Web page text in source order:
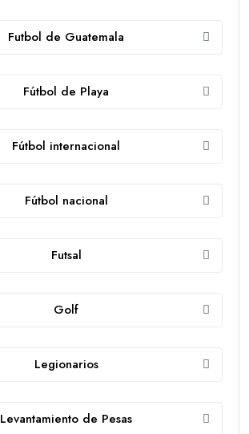
Futbol de Guatemala
Fútbol de Playa
Fútbol internacional
Fútbol nacional
Futsal
Golf
Legionarios
Levantamiento de Pesas